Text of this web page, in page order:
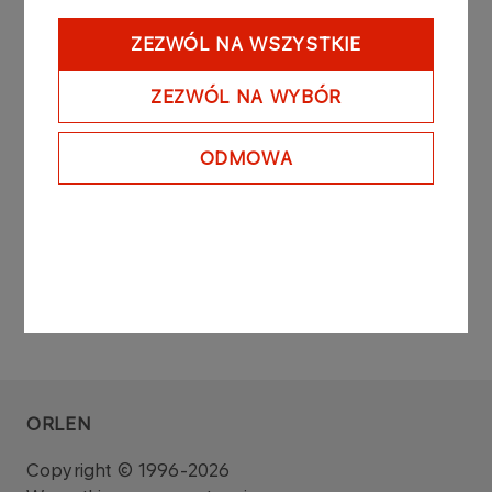
ZEZWÓL NA WSZYSTKIE
ZEZWÓL NA WYBÓR
ODMOWA
Raport sporządzono na podstawie: art. 160 ust. 4
ustawy z dnia 29 lipca 2005 roku o obrocie
instrumentami finansowymi (Dz. U. z 2010 r. Nr 211,
poz. 1384 z późniejszymi zmianami).
Zarząd PKN ORLEN S.A.
ORLEN
Copyright © 1996-2026